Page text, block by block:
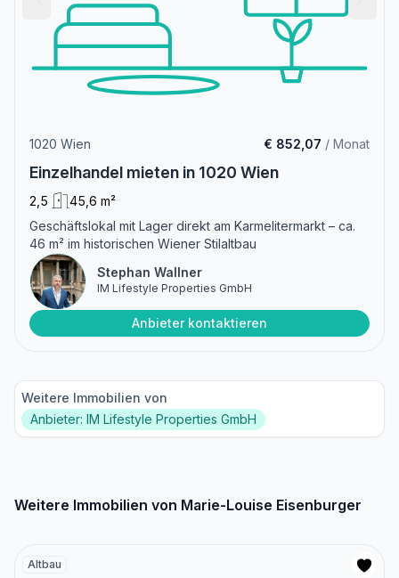
1020 Wien € 852,07 / Monat
Einzelhandel mieten in 1020 Wien
2,5
45,6 m²
Geschäftslokal mit Lager direkt am Karmelitermarkt – ca.
46 m² im historischen Wiener Stilaltbau
Stephan Wallner
IM Lifestyle Properties GmbH
Anbieter kontaktieren
Weitere Immobilien von
Anbieter: IM Lifestyle Properties GmbH
Weitere Immobilien von Marie-Louise Eisenburger
Altbau